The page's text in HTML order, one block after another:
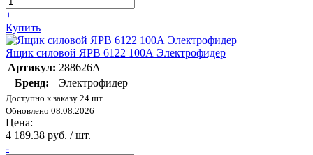
+
Купить
Ящик силовой ЯРВ 6122 100А Электрофидер
Артикул: 288626А
Бренд:
Электрофидер
Доступно к заказу 24 шт.
Обновлено 08.08.2026
Цена:
4 189.38 руб. / шт.
-